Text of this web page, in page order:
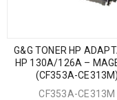
G&G TONER HP
HP 130A/126A –
(CF353A-CE313M)
CF353A-CE313M